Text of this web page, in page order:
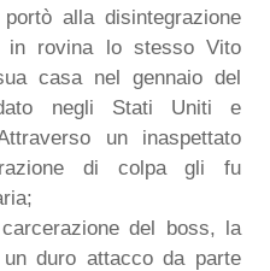
alla disintegrazione
in rovina lo stesso Vito
casa nel gennaio del
negli Stati Uniti e
un inaspettato
di colpa gli fu
del boss, la
duro attacco da parte